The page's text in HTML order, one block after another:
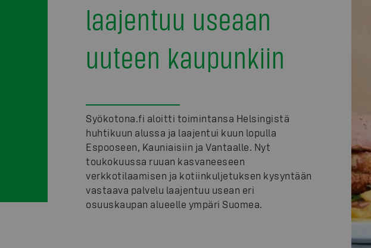
laajentuu useaan
uuteen kaupunkiin
Syökotona.fi aloitti toimintansa Helsingistä
huhtikuun alussa ja laajentui kuun lopulla
Espooseen, Kauniaisiin ja Vantaalle. Nyt
toukokuussa ruuan kasvaneeseen
verkkotilaamisen ja kotiinkuljetuksen kysyntään
vastaava palvelu laajentuu usean eri
osuuskaupan alueelle ympäri Suomea.